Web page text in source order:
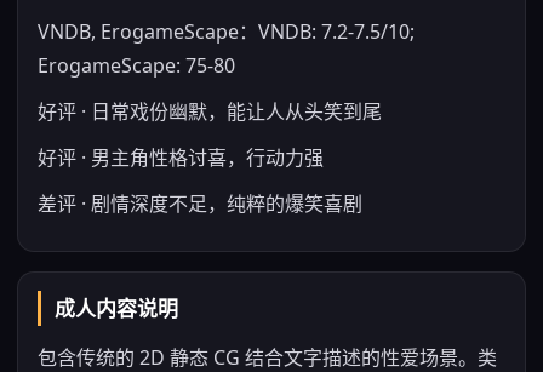
VNDB, ErogameScape：VNDB: 7.2-7.5/10;
ErogameScape: 75-80
好评 · 日常戏份幽默，能让人从头笑到尾
好评 · 男主角性格讨喜，行动力强
差评 · 剧情深度不足，纯粹的爆笑喜剧
成人内容说明
包含传统的 2D 静态 CG 结合文字描述的性爱场景。类